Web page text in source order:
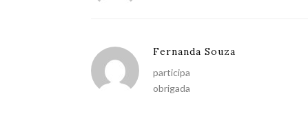
Fernanda Souza
participa
obrigada